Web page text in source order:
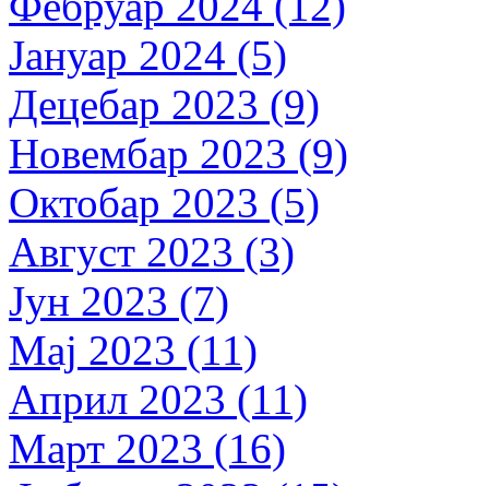
Јануар 2024 (5)
Децебар 2023 (9)
Новембар 2023 (9)
Октобар 2023 (5)
Август 2023 (3)
Јун 2023 (7)
Мај 2023 (11)
Април 2023 (11)
Март 2023 (16)